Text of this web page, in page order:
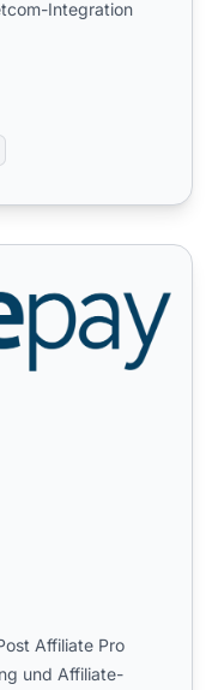
Integration
Affiliate Pro
und Affiliate-